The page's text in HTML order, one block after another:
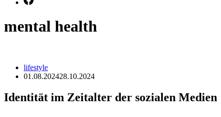
mental health
lifestyle
01.08.202428.10.2024
Identität im Zeitalter der sozialen Medien